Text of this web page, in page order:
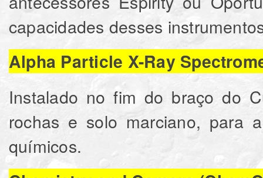
capacidades desses
Alpha Particle X-Ray
Instalado no fim do braço do
rochas e solo marciano, para
químicos.